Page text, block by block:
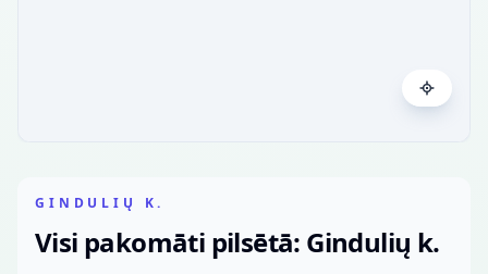
GINDULIŲ K.
Visi pakomāti pilsētā: Gindulių k.